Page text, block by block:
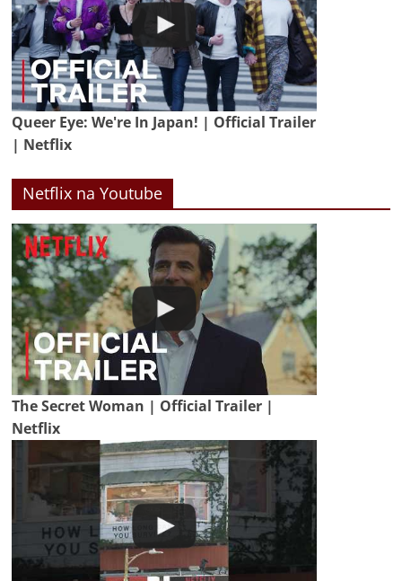
Queer Eye: We're In Japan! | Official Trailer
| Netflix
Netflix na Youtube
The Secret Woman | Official Trailer |
Netflix